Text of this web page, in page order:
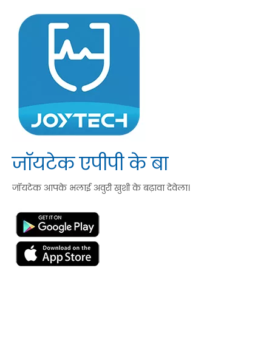
जॉयटेक एपीपी के बा
जॉयटेक आपके भलाई अवुरी खुशी के बढ़ावा देवेला।